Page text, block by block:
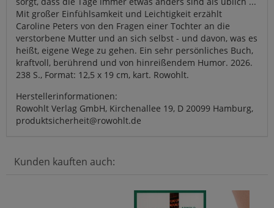
Mit großer Einfühlsamkeit und Leichtigkeit erzählt
Caroline Peters von den Fragen einer Tochter an die
verstorbene Mutter und an sich selbst - und davon, was es
heißt, eigene Wege zu gehen. Ein sehr persönliches Buch,
kraftvoll, berührend und von hinreißendem Humor. 2026.
238 S., Format: 12,5 x 19 cm, kart. Rowohlt.
Herstellerinformationen:
Rowohlt Verlag GmbH, Kirchenallee 19, D 20099 Hamburg,
produktsicherheit@rowohlt.de
Kunden kauften auch: